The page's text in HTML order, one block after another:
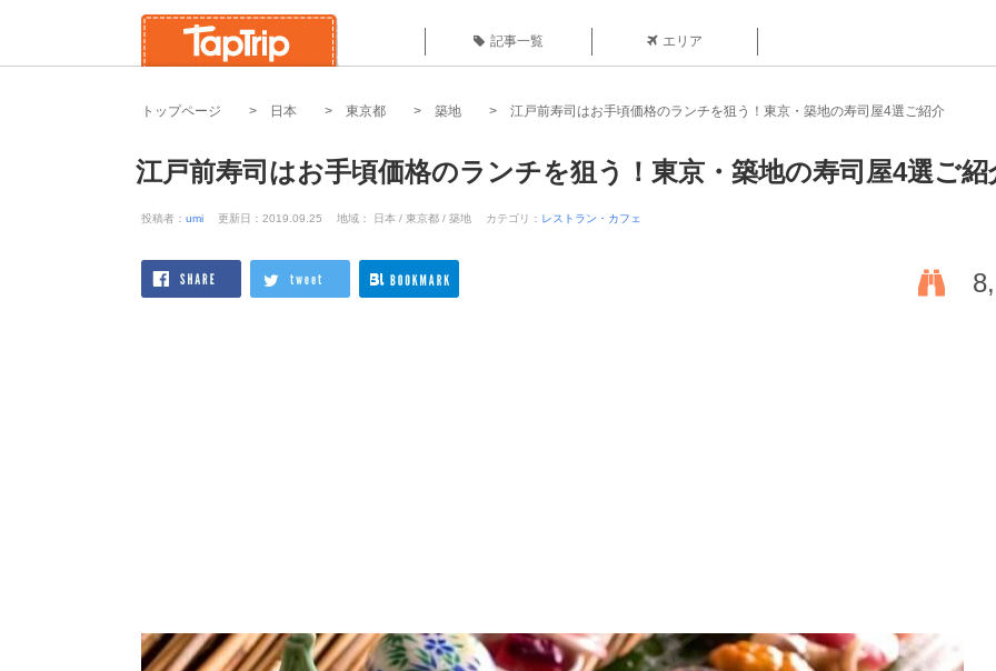
記事一覧 エリア
トップページ 日本 東京都 築地 江戸前寿司はお手頃価格のランチを狙う！東京・築地の寿司屋4選ご紹介
江戸前寿司はお手頃価格のランチを狙う！東京・築地の寿司屋4選ご紹
投稿者： umi 更新日：2019.09.25 地域： 日本 / 東京都 / 築地 カテゴリ： レストラン・カフェ